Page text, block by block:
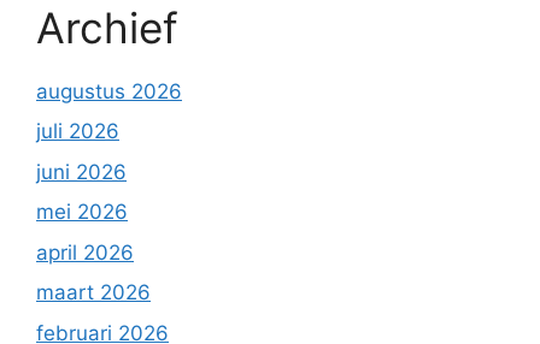
Archief
augustus 2026
juli 2026
juni 2026
mei 2026
april 2026
maart 2026
februari 2026